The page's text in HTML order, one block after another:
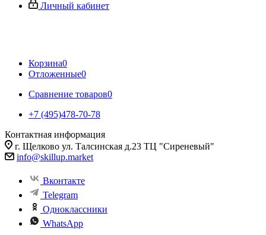
Личный кабинет
Корзина0
Отложенные0
Сравнение товаров0
+7 (495)478-70-78
Контактная информация
г. Щелково ул. Талсинская д.23 ТЦ "Сиреневый"
info@skillup.market
Вконтакте
Telegram
Одноклассники
WhatsApp